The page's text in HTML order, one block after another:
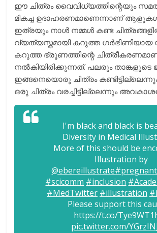
ഈ ചിത്രം വൈവിധ്യത്തിന്റെയും
മികച്ച ഉദാഹരണമാണെന്നാണ്
ഇത്രയും നാൾ നമ്മൾ കണ്ട
വ്യത്യസ്തമായി കറുത്ത ഗർഭിണിയായ
കറുത്ത ഭ്രൂണത്തിന്റെ
നൽകിയിരിക്കുന്നത്. പലരും താങ്കളുടെ
ഇങ്ങനെയൊരു ചിത്രം
ഒരു ചിത്രം വരച്ചിട്ടില്ലെന്നും
I'm black and black is
Diversity in Medical
More of this should be
Illustration by
@ebereillustrate#pregnant
#scicomm #inclusion
#MedTwitter #illustration
Please support this
https://t.co/
pic.twitter.com/